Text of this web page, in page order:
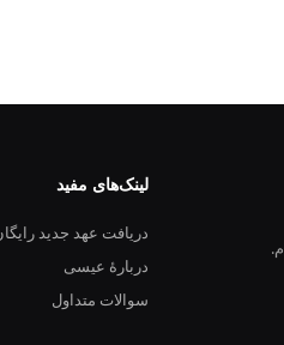
لینک‌های مفید
دریافت عهد جدید
دربارهٔ عیسی
سوالات متداول